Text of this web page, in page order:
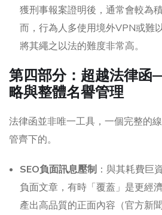
獲刑事報案證明後，通常會較為
而，行為人多使用境外VPN或難
將其繩之以法的難度非常高。
第四部分：超越法律
略與整體名譽管理
法律函並非唯一工具，一個完整的
管齊下的。
SEO負面訊息壓制 ：與其耗費巨
負面文章，有時「覆蓋」是更經
產出高品質的正面內容（官方新